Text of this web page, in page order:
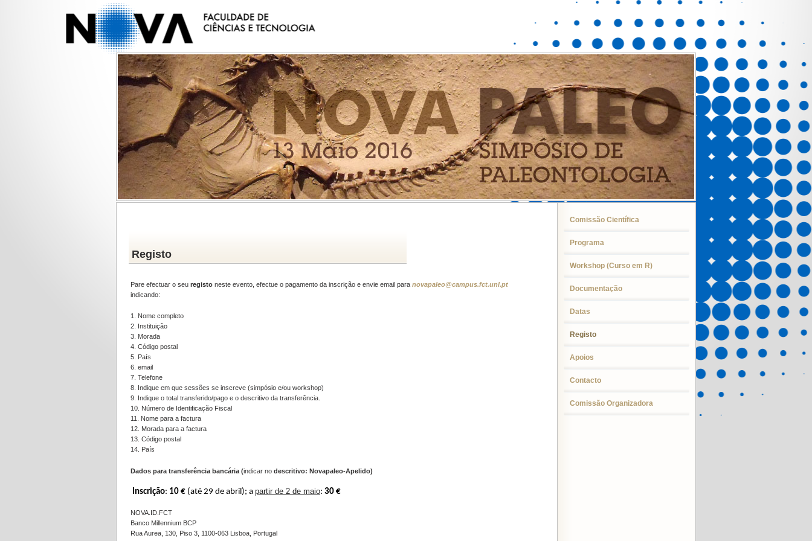
Registo
Pare efectuar o seu registo neste evento, efectue o pagamento da inscrição e envie email para novapaleo@campus.fct.unl.pt
indicando:
1. Nome completo
2. Instituição
3. Morada
4. Código postal
5. País
6. email
7. Telefone
8. Indique em que sessões se inscreve (simpósio e/ou workshop)
9. Indique o total transferido/pago e o descritivo da transferência.
10. Número de Identificação Fiscal
11. Nome para a factura
12. Morada para a factura
13. Código postal
14. País
Dados para transferência bancária (indicar no descritivo: Novapaleo-Apelido)
Inscrição: 10 € (até 29 de abril); a partir de 2 de maio: 30 €
NOVA ID .FCT
Banco Millennium BCP
Rua Aurea, 130, Piso 3, 1100-063 Lisboa, Portugal
Comissão Científica
Programa
Workshop (Curso em R)
Documentação
Datas
Registo
Apoios
Contacto
Comissão Organizadora